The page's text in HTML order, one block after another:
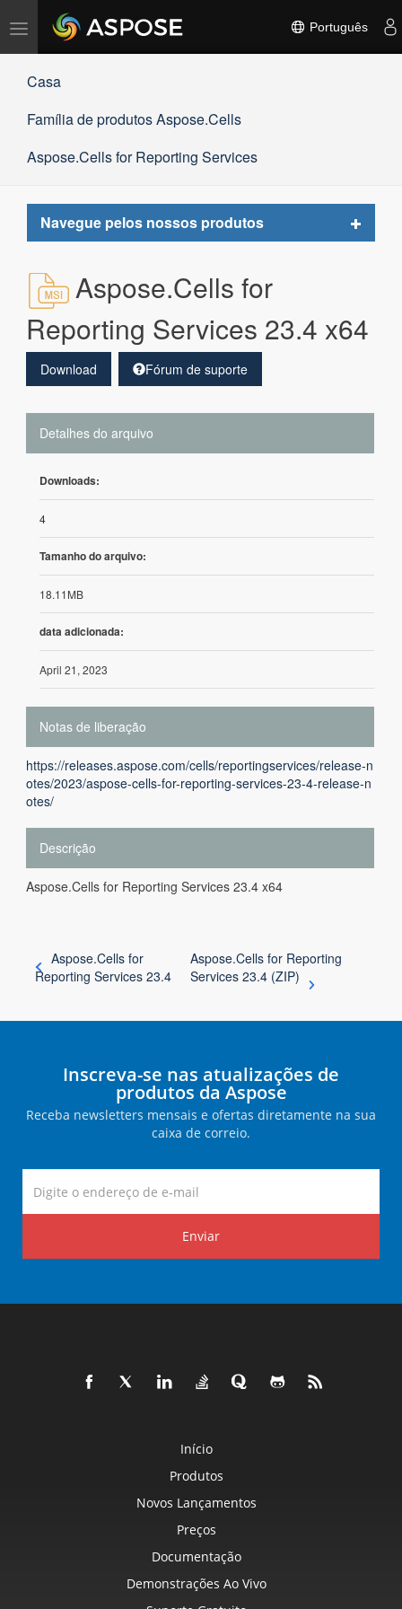
Alternar
navegação
Português
Casa
Família de produtos Aspose.Cells
Aspose.Cells for Reporting Services
Navegue pelos nossos produtos
Toggle
Aspose.Cells for
Reporting Services 23.4 x64
Download Fórum de suporte
Detalhes do arquivo
Downloads:
4
Tamanho do arquivo:
18.11MB
data adicionada:
April 21, 2023
Notas de liberação
https://releases.aspose.com/cells/reportingservices/release-n
otes/2023/aspose-cells-for-reporting-services-23-4-release-n
otes/
Descrição
Aspose.Cells for Reporting Services 23.4 x64
Aspose.Cells for
Reporting Services 23.4
Aspose.Cells for Reporting
Services 23.4 (ZIP)
Inscreva-se nas atualizações de
produtos da Aspose
Receba newsletters mensais e ofertas diretamente na sua
caixa de correio.
Enviar
Início
Produtos
Novos Lançamentos
Preços
Documentação
Demonstrações Ao Vivo